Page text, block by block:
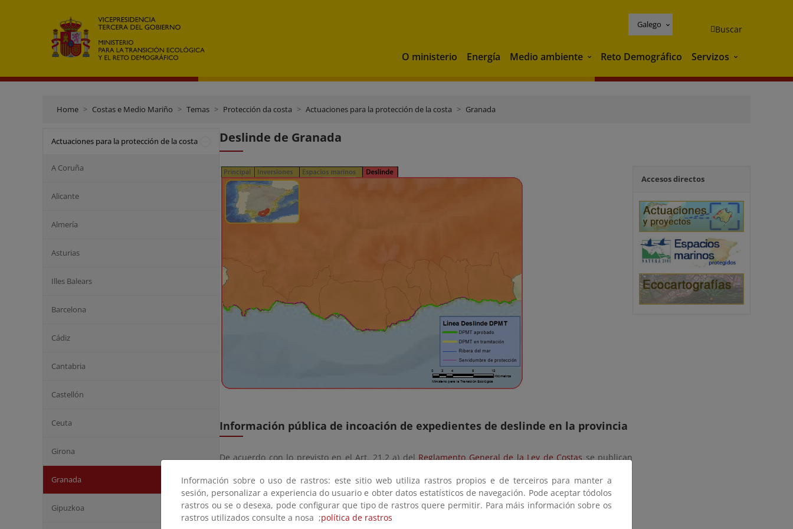
Galego Buscar
O ministerio Energía Medio ambiente Medio ambiente
Reto Demográfico Servizos Servizos
Home Costas e Medio Mariño Temas Protección da costa Actuaciones para la protección de la costa Granada
Actuaciones para la protección de la costa
A Coruña
Alicante
Almería
Asturias
Illes Balears
Barcelona
Cádiz
Cantabria
Castellón
Ceuta
Girona
Granada
Gipuzkoa
Deslinde de Granada
Información pública de incoación de expedientes de deslinde en la provincia
De acuerdo con lo previsto en el Art. 21.2 a) delReglamento General de la Ley de Costasse publican
anuncios de incoación de los expedientes de deslinde con el fin de que en el plazo de 1 mes, cualquier
interesado pueda comparecer en el expediente y formular las alegaciones que considere oportunas.
Actualmente no disponemos de anuncios en la provincia.
Accesos directos
Información sobre o uso de rastros: este sitio web utiliza rastros propios e de terceiros para manter a
sesión, personalizar a experiencia do usuario e obter datos estatísticos de navegación. Pode aceptar tódolos
rastros ou se o desexa, pode configurar que tipo de rastros quere permitir. Para máis información sobre os
rastros utilizados consulte a nosa ;política de rastros